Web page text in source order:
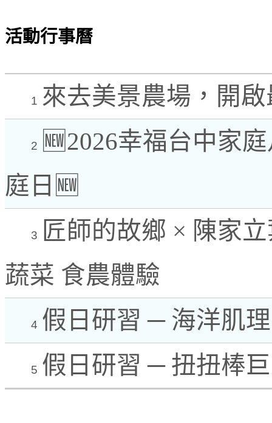
活動行事曆
1 來去美景農場，開
2
🆕2026幸福台中家
庭日🆕
3
匠師的故鄉 × 陳家
蔬菜 食農體驗
4 假日研習 ─ 海洋肌
5 假日研習 ─ 扭扭棒